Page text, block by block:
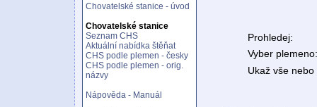
Chovatelské stanice - úvod
Chovatelské stanice
Seznam CHS
Aktuální nabídka štěňat
CHS podle plemen - česky
CHS podle plemen - orig.
názvy
Nápověda - Manuál
Prohledej:
Vyber plemeno:
Ukaž vše